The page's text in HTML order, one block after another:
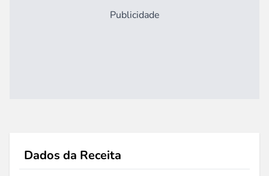
Publicidade
Dados da Receita